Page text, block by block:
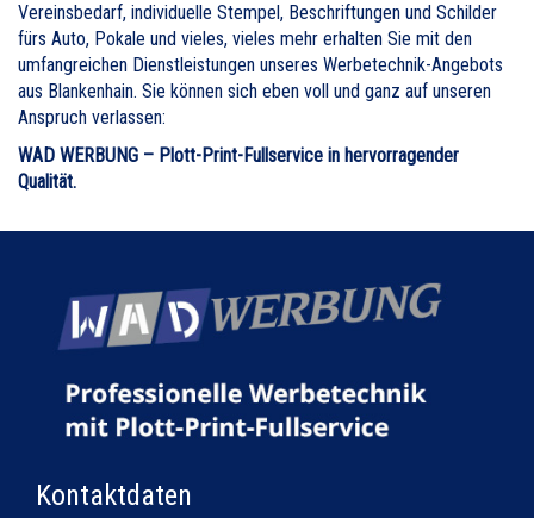
Vereinsbedarf, individuelle Stempel, Beschriftungen und Schilder
fürs Auto, Pokale und vieles, vieles mehr erhalten Sie mit den
umfangreichen Dienstleistungen unseres Werbetechnik-Angebots
aus Blankenhain. Sie können sich eben voll und ganz auf unseren
Anspruch verlassen:
WAD WERBUNG – Plott-Print-Fullservice in hervorragender
Qualität.
Kontaktdaten